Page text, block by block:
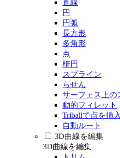
直線
円
円弧
長方形
多角形
点
楕円
スプライン
らせん
サーフェス上の
動的フィレット
Triballで点を挿入
自動ルート
3D曲線を編集
3D曲線を編集